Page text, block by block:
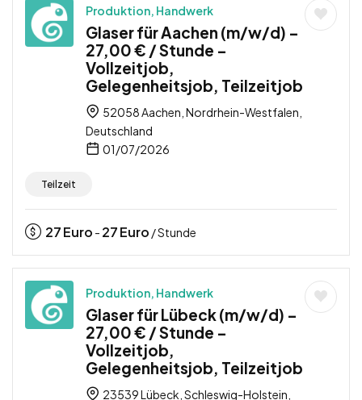
Produktion, Handwerk
Glaser für Aachen (m/w/d) –
27,00 € / Stunde –
Vollzeitjob,
Gelegenheitsjob, Teilzeitjob
52058 Aachen, Nordrhein-Westfalen,
Deutschland
01/07/2026
Teilzeit
27Euro - 27Euro / Stunde
Produktion, Handwerk
Glaser für Lübeck (m/w/d) –
27,00 € / Stunde –
Vollzeitjob,
Gelegenheitsjob, Teilzeitjob
23539 Lübeck, Schleswig-Holstein,